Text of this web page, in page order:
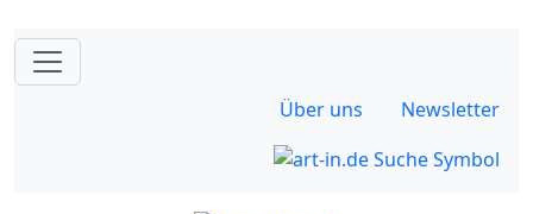
Über uns Newsletter